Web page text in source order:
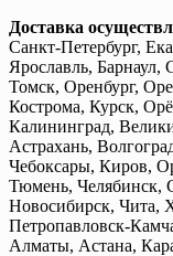
Доставка
Санкт-Петербург,
Ярославль,
Томск, Оренбург,
Кострома, Курск,
Калининград,
Астрахань,
Чебоксары, Киров,
Тюмень, Челябинск,
Новосибирск, Чита,
Петропавловск-
Алматы, Астана,